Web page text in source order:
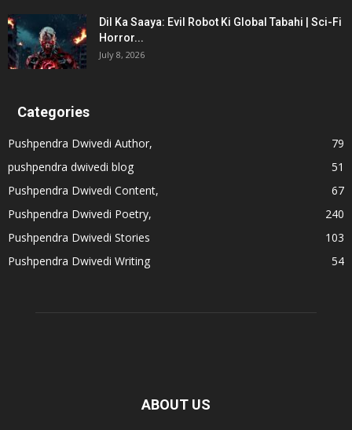
Dil Ka Saaya: Evil Robot Ki Global Tabahi | Sci-Fi
Horror...
July 8, 2026
Categories
Pushpendra Dwivedi Author,
79
pushpendra dwivedi blog
51
Pushpendra Dwivedi Content,
67
Pushpendra Dwivedi Poetry,
240
Pushpendra Dwivedi Stories
103
Pushpendra Dwivedi Writing
54
ABOUT US